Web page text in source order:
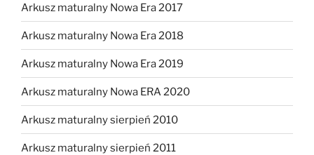
Arkusz maturalny Nowa Era 2017
Arkusz maturalny Nowa Era 2018
Arkusz maturalny Nowa Era 2019
Arkusz maturalny Nowa ERA 2020
Arkusz maturalny sierpień 2010
Arkusz maturalny sierpień 2011